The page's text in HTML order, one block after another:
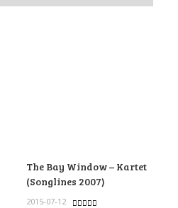
The Bay Window – Kartet
(Songlines 2007)
2015-07-12